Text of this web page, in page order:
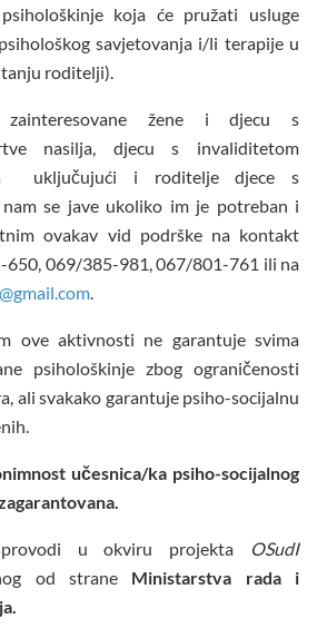
koja će pružati usluge
savjetovanja i/li terapije u
roditelji).
zainteresovane žene i djecu s
nasilja, djecu s invaliditetom
uključujući i roditelje djece s
se jave ukoliko im je potreban i
ovakav vid podrške na kontakt
650, 069/385-981, 067/801-761 ili na
.
ove aktivnosti ne garantuje svima
psihološkinje zbog ograničenosti
ali svakako garantuje psiho-socijalnu
učesnica/ka psiho-socijalnog
u okviru projekta
OSudI
od strane Ministarstva rada i